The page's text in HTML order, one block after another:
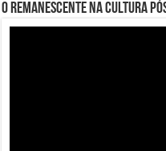
O remanescente na cultura